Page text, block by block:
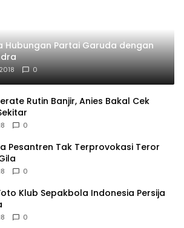
Kelelahan Usai Arak arakan Juara
0